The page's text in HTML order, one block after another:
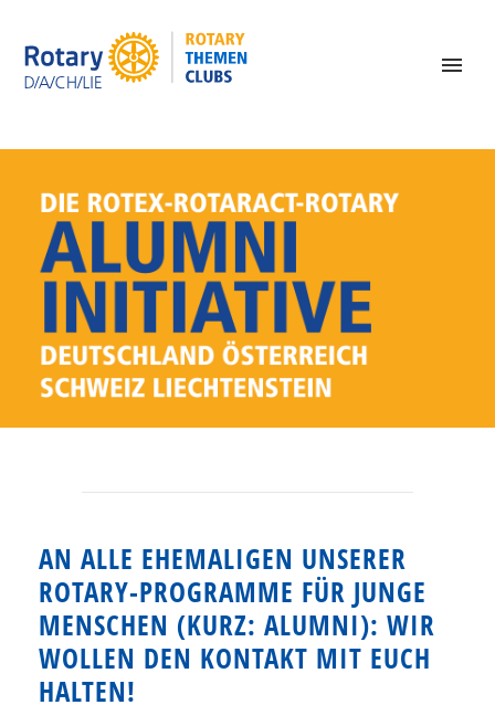
AN ALLE EHEMALIGEN UNSERER
ROTARY-PROGRAMME FÜR JUNGE
MENSCHEN (KURZ: ALUMNI): WIR
WOLLEN DEN KONTAKT MIT EUCH
HALTEN!